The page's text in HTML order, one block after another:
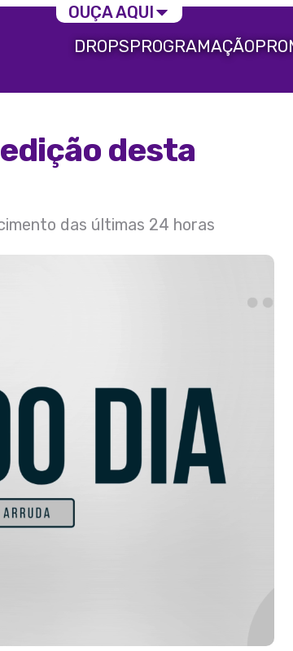
DROPSPROGRAMAÇÃO
edição desta
das últimas 24 horas
OUÇA AQUI